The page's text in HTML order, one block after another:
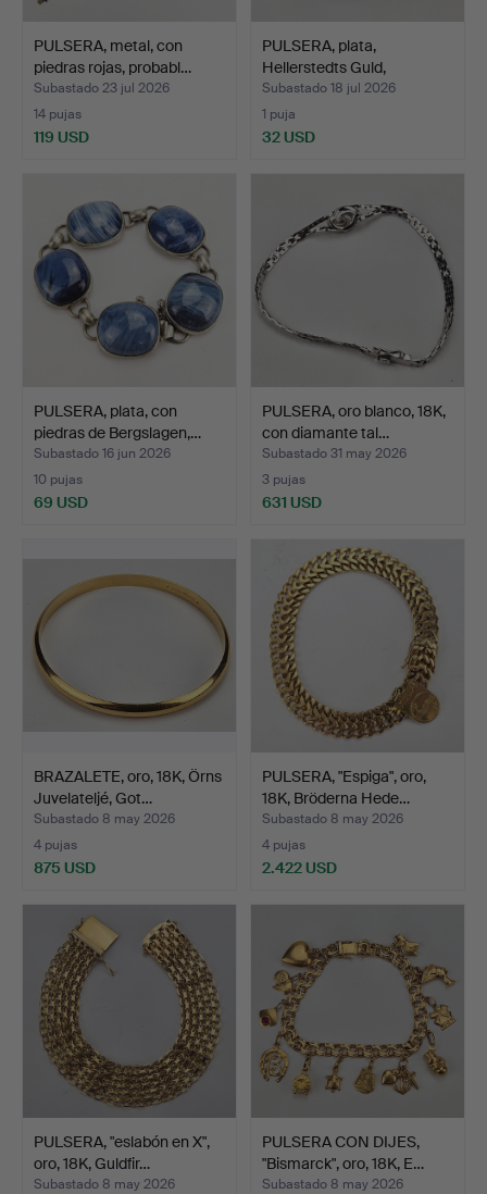
PULSERA, metal, con
piedras rojas, probabl…
Subastado 23 jul 2026
14 pujas
119 USD
PULSERA, plata,
Hellerstedts Guld,
Finspån…
Subastado 18 jul 2026
1 puja
32 USD
PULSERA, plata, con
piedras de Bergslagen,…
Subastado 16 jun 2026
10 pujas
69 USD
PULSERA, oro blanco, 18K,
con diamante tal…
Subastado 31 may 2026
3 pujas
631 USD
BRAZALETE, oro, 18K, Örns
Juvelateljé, Got…
Subastado 8 may 2026
4 pujas
875 USD
PULSERA, "Espiga", oro,
18K, Bröderna Hede…
Subastado 8 may 2026
4 pujas
2.422 USD
PULSERA, "eslabón en X",
oro, 18K, Guldfir…
Subastado 8 may 2026
PULSERA CON DIJES,
"Bismarck", oro, 18K, E…
Subastado 8 may 2026